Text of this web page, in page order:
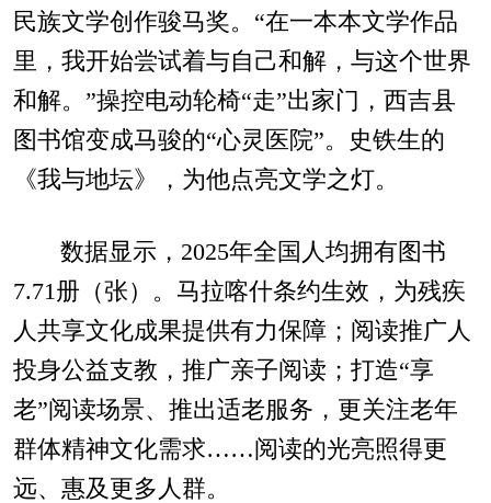
民族文学创作骏马奖。“在一本本文学作品
里，我开始尝试着与自己和解，与这个世界
和解。”操控电动轮椅“走”出家门，西吉县
图书馆变成马骏的“心灵医院”。史铁生的
《我与地坛》，为他点亮文学之灯。
数据显示，2025年全国人均拥有图书
7.71册（张）。马拉喀什条约生效，为残疾
人共享文化成果提供有力保障；阅读推广人
投身公益支教，推广亲子阅读；打造“享
老”阅读场景、推出适老服务，更关注老年
群体精神文化需求……阅读的光亮照得更
远、惠及更多人群。